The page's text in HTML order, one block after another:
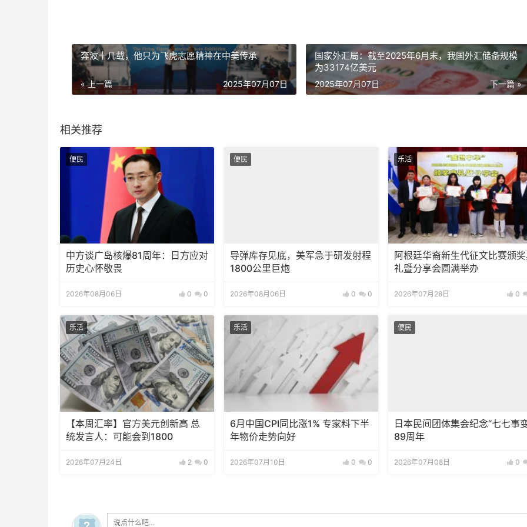
奔波十几载，他只为飞虎志愿精神在中美传承
« 上一篇 2025年07月07日
国家外汇局：截至2025年6月末，我国外汇储备规模
为33174亿美元
下一篇 »
2025年07月07日
相关推荐
便民
中方谈广岛核爆81周年：日方应对
历史心怀敬畏
2026年08月06日 0 0
便民
导弹库存见底，美军急于研发射程
1800公里巨炮
2026年08月06日 0 0
乐活
阿根廷华裔新生代征文比赛颁
礼暨分享会圆满举办
2026年07月28日 0
乐活
【本周汇率】官方美元创新高 总
统发言人：可能会到1800
2026年07月24日 2 0
乐活
6月中国CPI同比涨1% 专家料下半
年物价走势向好
2026年07月10日 0 0
便民
日本民间团体集会纪念“七七事
89周年
2026年07月08日 0